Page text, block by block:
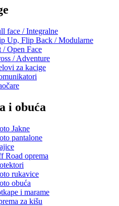
face / Integralne
Up, Flip Back / Modularne
/ Open Face
/ Adventure
za kacige
i obuća
Jakne
pantalone
Road oprema
rukavice
obuća
i marame
za kišu